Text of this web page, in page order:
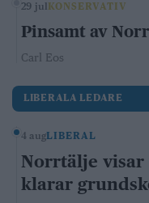
29 jul KONSERVATIV
Pinsamt av
Carl Eos
LIBERALA LEDARE
4 augLIBERAL
Norrtälje visar
klarar